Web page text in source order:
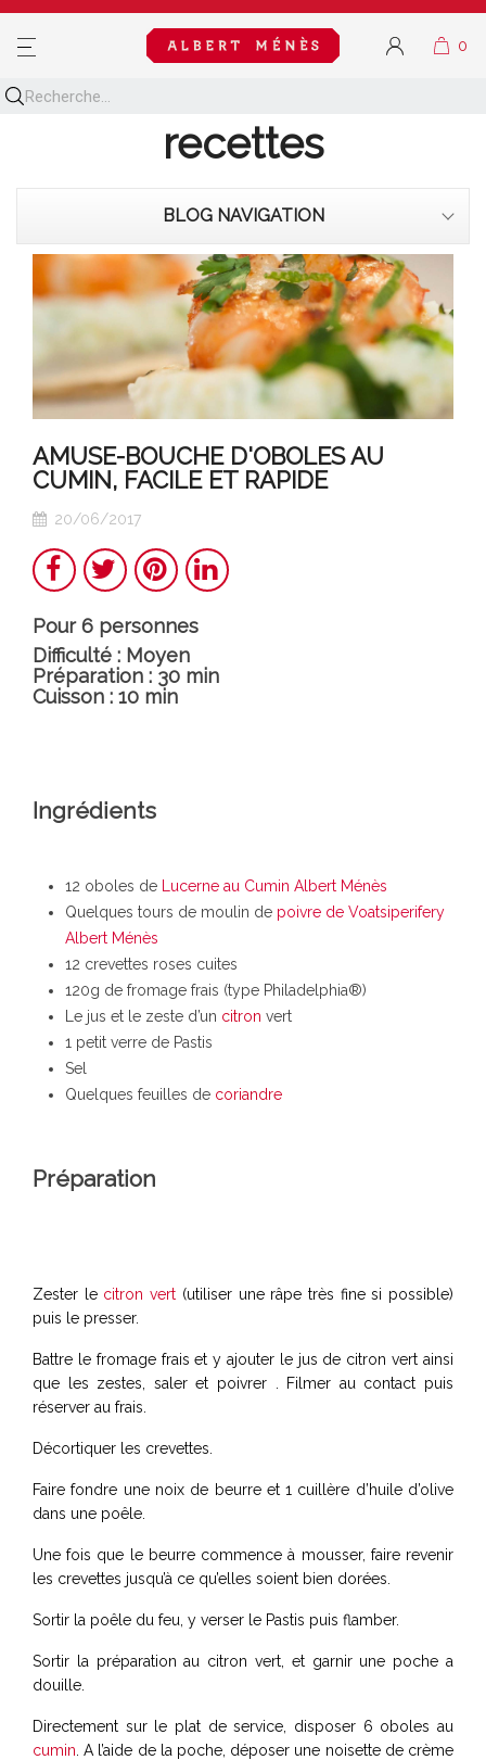
MENU
Découvrez toutes nos
recettes
BLOG NAVIGATION
AMUSE-BOUCHE D'OBOLES AU
CUMIN, FACILE ET RAPIDE
20/06/2017
Pour 6 personnes
Difficulté : Moyen
Préparation : 30 min
Cuisson : 10 min
Ingrédients
12 oboles de Lucerne au Cumin Albert Ménès
Quelques tours de moulin de poivre de Voatsiperifery
Albert Ménès
12 crevettes roses cuites
120g de fromage frais (type Philadelphia®)
Le jus et le zeste d’un citron vert
1 petit verre de Pastis
Sel
Quelques feuilles de coriandre
Préparation
Zester le citron vert (utiliser une râpe très fine si possible)
puis le presser.
Battre le fromage frais et y ajouter le jus de citron vert ainsi
que les zestes, saler et poivrer . Filmer au contact puis
réserver au frais.
Décortiquer les crevettes.
Faire fondre une noix de beurre et 1 cuillère d’huile d’olive
dans une poêle.
Une fois que le beurre commence à mousser, faire revenir
les crevettes jusqu’à ce qu’elles soient bien dorées.
Sortir la poêle du feu, y verser le Pastis puis flamber.
Sortir la préparation au citron vert, et garnir une poche a
douille.
Directement sur le plat de service, disposer 6 oboles au
cumin . A l’aide de la poche, déposer une noisette de crème